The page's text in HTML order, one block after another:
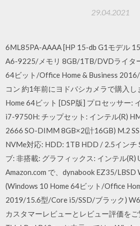
29.04.2021
6ML85PA-AAAA [HP 15-db G1モデル
A6-9225/メモリ 8GB/1TB/DVDライタ
64ビット/Office Home & Business
コン 約1年前にヨドバシカメラで購入
Home 64ビット [DSP版] プロセッサー:
i7-9750H: チップセット: インテル(R)
2666 SO-DIMM 8GB×2(計16GB) M.2
NVMe対応: HDD: 1TB HDD / 2.5インチ
ブ: 非搭載: グラフィックス: インテル(R)
Amazon.com で、dynabook EZ35/LBSD
(Windows 10 Home 64ビット/Office
2019/15.6型/Core i5/SSD/ブラック)
カスタマーレビューとレビュー評価をご